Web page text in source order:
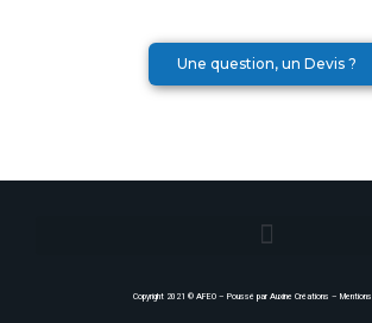
Une question, un Devis ?
Copyright 2021 © AFEO – Poussé par Auxine Créations –